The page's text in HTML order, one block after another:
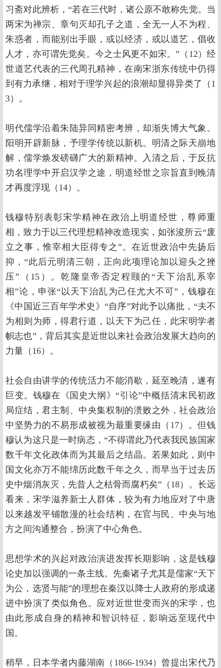
习斋对此辨析，“若在三代时，诸公原不敢称先觉。当
两宋为禅宗、章句灭却孔子之道，全无一人不为程、
朱惑者，而能别出手眼，或以经济，或以道艺，倡收
人才，亦可谓先觉矣。今之士风更不如宋。”（12）经
世道艺代表的三代周孔精神，在南宋浙东传统中仍得
到有力承继，相对于理学兴起的浪潮却显得异类了（1
3）。
明代儒学沿着朱陆异同精密考辨，却渐失博大气象。
阳明开辟新脉，予理学传统以新机。明清之际天崩地
解，儒学焕发磅礴广大的新精神。入清之后，于反抗
功名理学中开启汉学之途，明道经世之宗旨直到晚清
才再度浮现（14）。
钱穆特别表彰宋学精神在政治上明道经世，尊师重
相，致力于以三代理想精神改造现实，如张浚所云“废
立之事，惟宰相大臣得专之”。在近世政治中先扬后
抑，“此后元明清三朝，正向此项理论加以迎头之挫
压”（15）。乾隆皇帝否定程颐的“天下治乱系宰
相”论，申张“以天下治乱为己任尤大不可”，钱穆在
《中国近三百年学术史》“自序”对此予以痛批，“夫不
为相则为师，得君行道，以天下为己任，此宋明学者
帜志也”，背后其实是近世以来社会政治发展大趋向的
力量（16）。
社会自由讲学的传统活力不能消歇，延至晚清，遂有
巨变。钱穆在《国史大纲》“引论”中概括清末民初政
局症结，君主制、中央集权制的溃败之外，社会政治
中坚势力的不易形成被视为最重要缘由（17）。但钱
穆认为这只是一时病态，“不得谓此乃代表我民族国家
数千年文化政体而为其最后之结晶。若果如此，则中
国文化亦万不能绵历此数千年之久，而早当于过去历
史中烟消灰灭，先昔人之枯骨而腐朽矣”（18）。长远
看来，宋学滋养新士人群体，较为有力地应对了中唐
以来越发平铺散漫的社会结构，在官与民、中央与地
方之间沟通整合，扮演了中心角色。
思想学术的兴起对政治演进发挥长期影响，这是钱穆
论史加以强调的一条主线。先秦诸子尤其是儒家“天下
为公，选贤与能”的理想在秦汉以降士人政府的形成递
进中扮演了类似角色。应对近世世变而兴的宋学，也
由此形成自身的精神和智识特征，影响远至现代中
国。
稍早，日本学者内藤湖南（1866-1934）曾提出宋代乃